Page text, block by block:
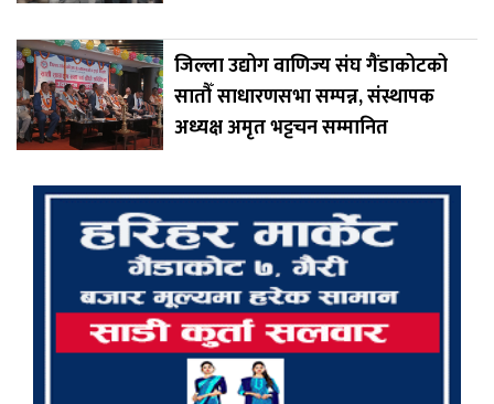
जिल्ला उद्योग वाणिज्य संघ गैंडाकोटको
सातौँ साधारणसभा सम्पन्न, संस्थापक
अध्यक्ष अमृत भट्टचन सम्मानित